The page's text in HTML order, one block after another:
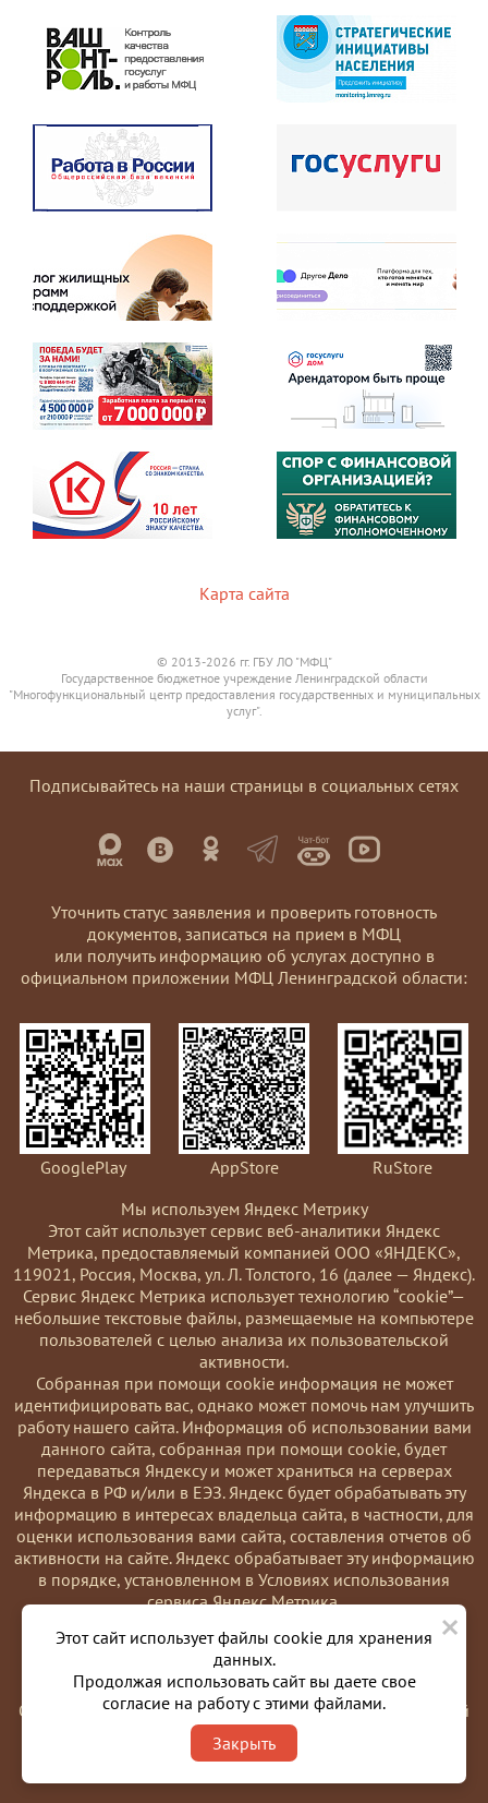
×
Этот сайт использует файлы cookie для хранения
данных.
Продолжая использовать сайт вы даете свое
согласие на работу с этими файлами.
Закрыть
Карта сайта
© 2013-2026 гг. ГБУ ЛО "МФЦ"
Государственное бюджетное учреждение Ленинградской области
"Многофункциональный центр предоставления государственных и муниципальных
услуг".
Подписывайтесь на наши страницы в социальных сетях
Уточнить статус заявления и проверить готовность
документов, записаться на прием в МФЦ
или получить информацию об услугах доступно в
официальном приложении МФЦ Ленинградской области:
GooglePlay AppStore
RuStore
Мы используем Яндекс Метрику
Этот сайт использует сервис веб-аналитики Яндекс
Метрика, предоставляемый компанией ООО «ЯНДЕКС»,
119021, Россия, Москва, ул. Л. Толстого, 16 (далее — Яндекс).
Сервис Яндекс Метрика использует технологию “cookie”—
небольшие текстовые файлы, размещаемые на компьютере
пользователей с целью анализа их пользовательской
активности.
Coбранная при помощи cookie информация не может
идентифицировать вас, однако может помочь нам улучшить
работу нашего сайта. Информация об использовании вами
данного сайта, собранная при помощи cookie, будет
передаваться Яндексу и может храниться на серверах
Яндекса в РФ и/или в ЕЭЗ. Яндекс будет обрабатывать эту
информацию в интересах владельца сайта, в частности, для
оценки использования вами сайта, составления отчетов об
активности на сайте. Яндекс обрабатывает эту информацию
в порядке, установленном в Условиях использования
сервиса Яндекс Метрика.
Вы можете отказаться от использования cookies, выбрав
соответствующие настройки в браузере. Также вы можете
использовать инструмент —
https://yandex.ru/support/metrika/general/opt-out.html
Однако это может повлиять на работу некоторых функций
сайта. Используя этот сайт, вы соглашаетесь на обработку
данных о вас в порядке и целях, указанных выше.